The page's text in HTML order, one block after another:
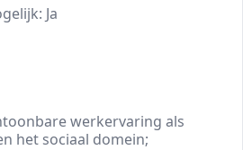
Ja
werkervaring als
het sociaal domein;